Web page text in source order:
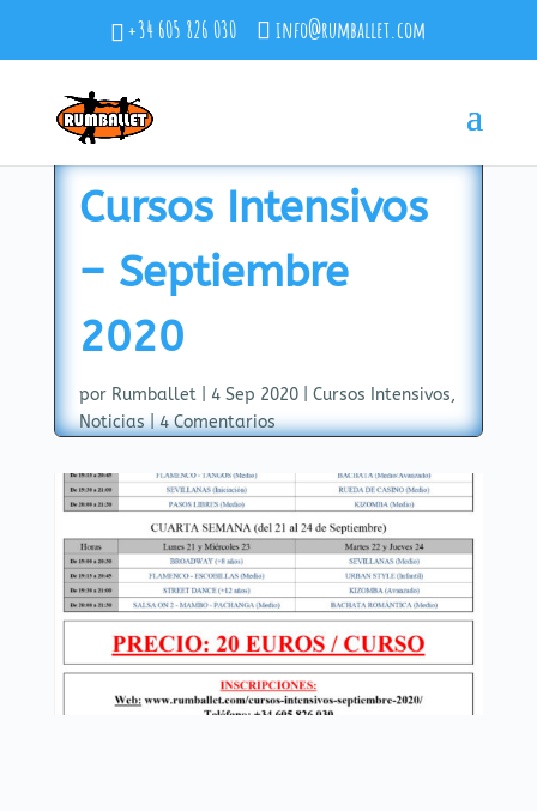
+34 605 826 030 info@rumballet.com
Cursos Intensivos
– Septiembre
2020
por Rumballet| 4 Sep 2020| Cursos Intensivos,
Noticias|4 Comentarios